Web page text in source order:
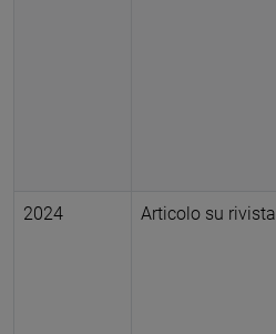
2024 Articolo su rivista